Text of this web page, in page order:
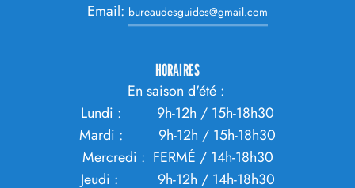
Email: bureaudesguides@gmail.com
HORAIRES
En saison d'été :
Lundi : 9h-12h / 15h-18h30
Mardi : 9h-12h / 15h-18h30
Mercredi : FERMÉ / 14h-18h30
Jeudi : 9h-12h / 14h-18h30